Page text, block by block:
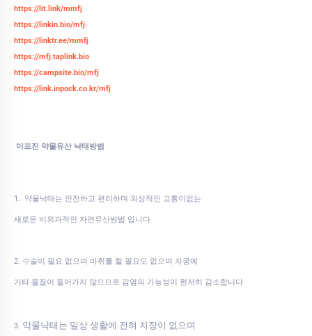
https://lit.link/mmfj
https://linkin.bio/mfj
https://linktr.ee/mmfj
https://mfj.taplink.bio
https://campsite.bio/mfj
https://link.inpock.co.kr/mfj
미프진 약물유산 낙태방법
1. 약물낙태는 안전하고 편리하며 외상적인 고통이없는
새로운 비외과적인 자연유산방법 입니다
2. 수술이 필요 없으며 마취를 할 필요도 없으며 자궁에
기타 물질이 들어가지 않으므로 감염의 가능성이 현저히 감소합니다
3. 약물낙태는 일상 생활에 전혀 지장이 없으며